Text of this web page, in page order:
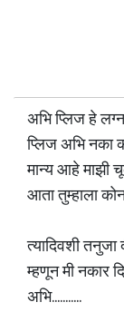
अभि प्लिज हे
प्लिज अभि नका
मान्य आहे माझी
आता तुम्हाला
त्यादिवशी तनुजा
म्हणून मी नकार
अभि...........